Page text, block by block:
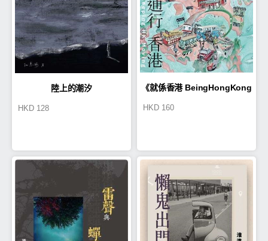
陸上的潮汐
HKD 128
《就係香港 BeingHongKong
HKD 160